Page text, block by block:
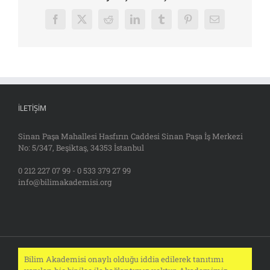
Facebook
X Reddit LinkedInTumblrPinterest
E-
İLETIŞIM
Sinan Paşa Mahallesi Hasfırın Caddesi Sinan Paşa İş Merkezi
No: 5/347, Beşiktaş, 34353 İstanbul
0 212 227 07 99 - 0 533 379 27 99
info@bilimakademisi.org
Bilim Akademisi onaylı olduğu iddia edilerek tanıtımı